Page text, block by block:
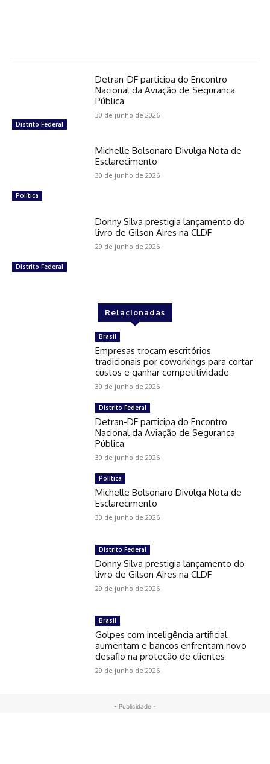
Distrito Federal
Detran-DF participa do Encontro
Nacional da Aviação de Segurança
Pública
30 de junho de 2026
Política
Michelle Bolsonaro Divulga Nota de
Esclarecimento
30 de junho de 2026
Distrito Federal
Donny Silva prestigia lançamento do
livro de Gilson Aires na CLDF
29 de junho de 2026
Relacionadas
Brasil
Empresas trocam escritórios
tradicionais por coworkings para cortar
custos e ganhar competitividade
30 de junho de 2026
Distrito Federal
Detran-DF participa do Encontro
Nacional da Aviação de Segurança
Pública
30 de junho de 2026
Política
Michelle Bolsonaro Divulga Nota de
Esclarecimento
30 de junho de 2026
Distrito Federal
Donny Silva prestigia lançamento do
livro de Gilson Aires na CLDF
29 de junho de 2026
Brasil
Golpes com inteligência artificial
aumentam e bancos enfrentam novo
desafio na proteção de clientes
29 de junho de 2026
- Publicidade -